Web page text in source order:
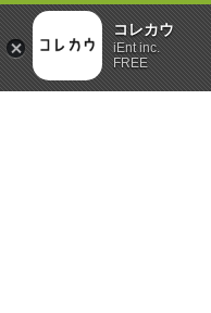
コレカウ
iEnt inc.
FREE